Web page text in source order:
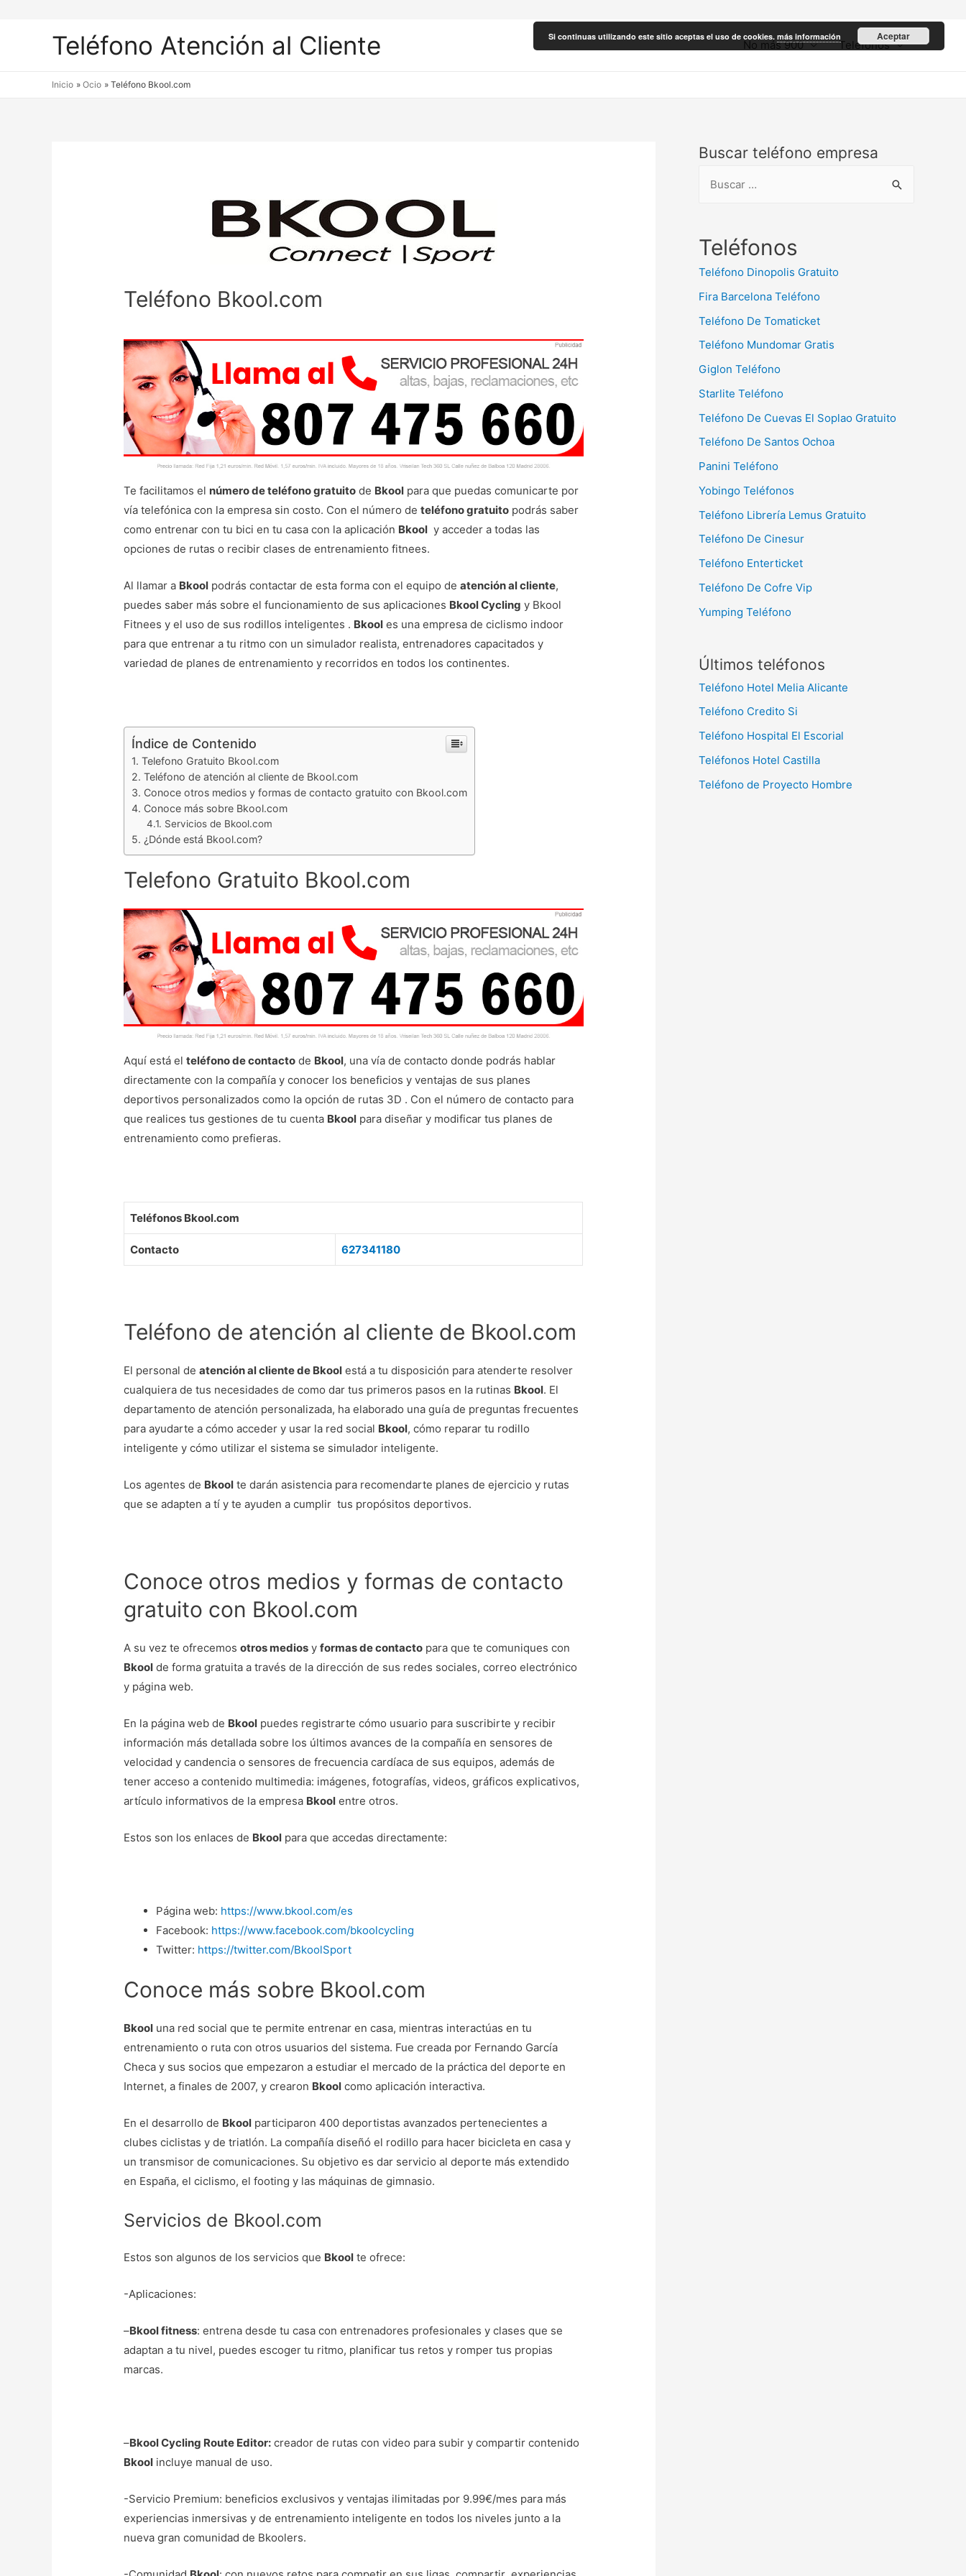
Teléfono Atención al Cliente No más 900 Teléfonos
Inicio Ocio Teléfono Bkool.com
Teléfono Bkool.com
Te facilitamos el número de teléfono gratuito de Bkool para que puedas comunicarte por
vía telefónica con la empresa sin costo. Con el número deteléfono gratuito podrás saber
como entrenar con tu bici en tu casa con la aplicación Bkool y acceder a todas las
opciones de rutas o recibir clases de entrenamiento fitnees.
Al llamar a Bkool podrás contactar de esta forma con el equipo deatención al cliente,
puedes saber más sobre el funcionamiento de sus aplicaciones Bkool Cycling y Bkool
Fitnees y el uso de sus rodillos inteligentes . Bkool es una empresa de ciclismo indoor
para que entrenar a tu ritmo con un simulador realista, entrenadores capacitados y
variedad de planes de entrenamiento y recorridos en todos los continentes.
Índice de Contenido
Telefono Gratuito Bkool.com
Teléfono de atención al cliente de Bkool.com
Conoce otros medios y formas de contacto gratuito con Bkool.com
Conoce más sobre Bkool.com
Servicios de Bkool.com
¿Dónde está Bkool.com?
Telefono Gratuito Bkool.com
Aquí está elteléfono de contacto de Bkool, una vía de contacto donde podrás hablar
directamente con la compañía y conocer los beneficios y ventajas de sus planes
deportivos personalizados como la opción de rutas 3D . Con el número de contacto para
que realices tus gestiones de tu cuenta Bkool para diseñar y modificar tus planes de
entrenamiento como prefieras.
Teléfonos Bkool.com
Contacto 627341180
Teléfono de atención al cliente de Bkool.com
El personal deatención al cliente de Bkool está a tu disposición para atenderte resolver
cualquiera de tus necesidades de como dar tus primeros pasos en la rutinas Bkool. El
departamento de atención personalizada, ha elaborado una guía de preguntas frecuentes
para ayudarte a cómo acceder y usar la red social Bkool, cómo reparar tu rodillo
inteligente y cómo utilizar el sistema se simulador inteligente.
Los agentes de Bkool te darán asistencia para recomendarte planes de ejercicio y rutas
que se adapten a tí y te ayuden a cumplir tus propósitos deportivos.
Conoce otros medios y formas de contacto
gratuito con Bkool.com
A su vez te ofrecemosotros medios yformas de contacto para que te comuniques con
Bkool de forma gratuita a través de la dirección de sus redes sociales, correo electrónico
y página web.
En la página web de Bkool puedes registrarte cómo usuario para suscribirte y recibir
información más detallada sobre los últimos avances de la compañía en sensores de
velocidad y candencia o sensores de frecuencia cardíaca de sus equipos, además de
tener acceso a contenido multimedia: imágenes, fotografías, videos, gráficos explicativos,
artículo informativos de la empresa Bkool entre otros.
Estos son los enlaces de Bkool para que accedas directamente:
Página web: https://www.bkool.com/es
Facebook: https://www.facebook.com/bkoolcycling
Twitter: https://twitter.com/BkoolSport
Conoce más sobre Bkool.com
Bkool una red social que te permite entrenar en casa, mientras interactúas en tu
entrenamiento o ruta con otros usuarios del sistema. Fue creada por Fernando García
Checa y sus socios que empezaron a estudiar el mercado de la práctica del deporte en
Internet, a finales de 2007, y crearon Bkool como aplicación interactiva.
En el desarrollo de Bkool participaron 400 deportistas avanzados pertenecientes a
clubes ciclistas y de triatlón. La compañía diseñó el rodillo para hacer bicicleta en casa y
un transmisor de comunicaciones. Su objetivo es dar servicio al deporte más extendido
en España, el ciclismo, el footing y las máquinas de gimnasio.
Servicios de Bkool.com
Estos son algunos de los servicios que Bkool te ofrece:
-Aplicaciones:
–Bkool fitness: entrena desde tu casa con entrenadores profesionales y clases que se
adaptan a tu nivel, puedes escoger tu ritmo, planificar tus retos y romper tus propias
marcas.
–Bkool Cycling Route Editor: creador de rutas con video para subir y compartir contenido
Bkool incluye manual de uso.
-Servicio Premium: beneficios exclusivos y ventajas ilimitadas por 9.99€/mes para más
experiencias inmersivas y de entrenamiento inteligente en todos los niveles junto a la
nueva gran comunidad de Bkoolers.
Buscar teléfono empresa
c
:
Teléfonos
Teléfono Dinopolis Gratuito
Fira Barcelona Teléfono
Teléfono De Tomaticket
Teléfono Mundomar Gratis
Giglon Teléfono
Starlite Teléfono
Teléfono De Cuevas El Soplao Gratuito
Teléfono De Santos Ochoa
Panini Teléfono
Yobingo Teléfonos
Teléfono Librería Lemus Gratuito
Teléfono De Cinesur
Teléfono Enterticket
Teléfono De Cofre Vip
Yumping Teléfono
Últimos teléfonos
Teléfono Hotel Melia Alicante
Teléfono Credito Si
Teléfono Hospital El Escorial
Teléfonos Hotel Castilla
Teléfono de Proyecto Hombre
Si continuas utilizando este sitio aceptas el uso de cookies. más información Aceptar